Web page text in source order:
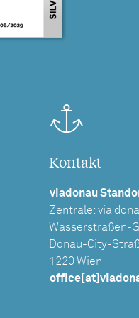
Kontakt
viadonau
Zentrale: via
Wasserstraßen-
Donau-City-
1220 Wien